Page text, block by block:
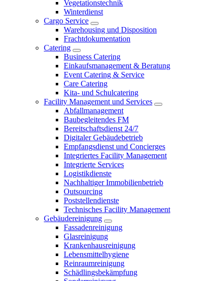
Vegetationstechnik
Winterdienst
Cargo Service
Warehousing und Disposition
Frachtdokumentation
Catering
Business Catering
Einkaufsmanagement & Beratung
Event Catering & Service
Care Catering
Kita- und Schulcatering
Facility Management und Services
Abfallmanagement
Baubegleitendes FM
Bereitschaftsdienst 24/7
Digitaler Gebäudebetrieb
Empfangsdienst und Concierges
Integriertes Facility Management
Integrierte Services
Logistikdienste
Nachhaltiger Immobilienbetrieb
Outsourcing
Poststellendienste
Technisches Facility Management
Gebäudereinigung
Fassadenreinigung
Glasreinigung
Krankenhausreinigung
Lebensmittelhygiene
Reinraumreinigung
Schädlingsbekämpfung